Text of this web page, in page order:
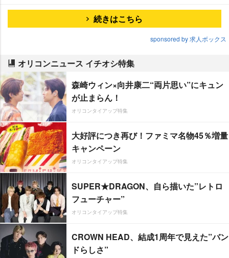
続きはこちら
sponsored by 求人ボックス
オリコンニュース イチオシ特集
森崎ウィン×向井康二“両片思い”にキュン
が止まらん！
オリコンタイアップ特集
大好評につき再び！ファミマ名物45％増量
キャンペーン
オリコンタイアップ特集
SUPER★DRAGON、自ら描いた”レトロ
フューチャー”
オリコンタイアップ特集
CROWN HEAD、結成1周年で見えた”バン
ドらしさ”